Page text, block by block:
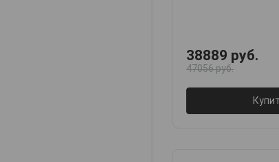
38889 руб.
47056 руб.